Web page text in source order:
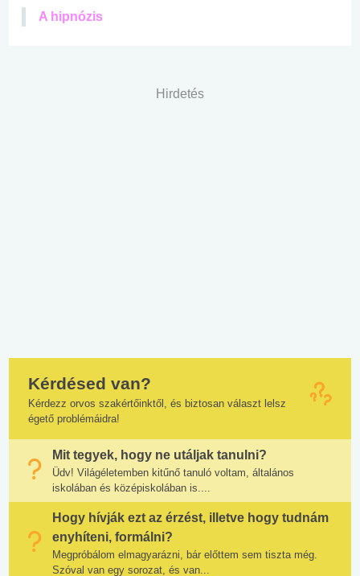
A hipnózis
Hirdetés
Kérdésed van?
Kérdezz orvos szakértőinktől, és biztosan választ lelsz
égető problémáidra!
Mit tegyek, hogy ne utáljak tanulni?
Üdv! Világéletemben kitűnő tanuló voltam, általános
iskolában és középiskolában is....
Hogy hívják ezt az érzést, illetve hogy tudnám
enyhíteni, formálni?
Megpróbálom elmagyarázni, bár előttem sem tiszta még.
Szóval van egy sorozat, és van...